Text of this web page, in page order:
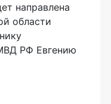
направлена
области
РФ Евгению